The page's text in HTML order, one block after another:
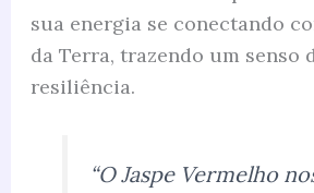
sua energia se conectando
da Terra, trazendo um senso
resiliência.
“O Jaspe Vermelho